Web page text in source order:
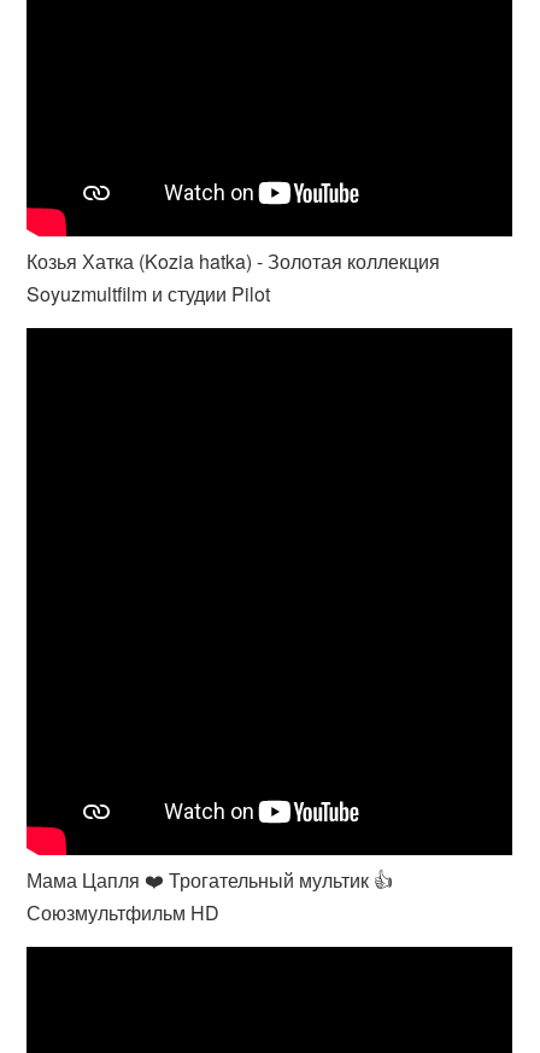
Козья Хатка (Kozia hatka) - Золотая коллекция
Soyuzmultfilm и студии Pilot
Мама Цапля ❤️ Трогательный мультик 👍
Союзмультфильм HD